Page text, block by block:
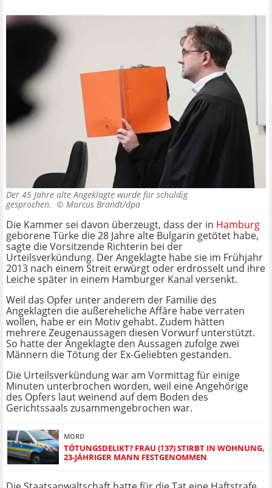
Der 45 Jahre alte Angeklagte wurde für schuldig
gesprochen. © Marcus Brandt/dpa
Die Kammer sei davon überzeugt, dass der in Hamburg
geborene Türke die 28 Jahre alte Bulgarin getötet habe,
sagte die Vorsitzende Richterin bei der
Urteilsverkündung. Der Angeklagte habe sie im Frühjahr
2013 nach einem Streit erwürgt oder erdrosselt und ihre
Leiche später in einem Hamburger Kanal versenkt.
Weil das Opfer unter anderem der Familie des
Angeklagten die außereheliche Affäre habe verraten
wollen, habe er ein Motiv gehabt. Zudem hätten
mehrere Zeugenaussagen diesen Vorwurf unterstützt.
So hatte der Angeklagte den Aussagen zufolge zwei
Männern die Tötung der Ex-Geliebten gestanden.
Die Urteilsverkündung war am Vormittag für einige
Minuten unterbrochen worden, weil eine Angehörige
des Opfers laut weinend auf dem Boden des
Gerichtssaals zusammengebrochen war.
MORD
TÖTUNGSDELIKT? FRAU (†37) STIRBT IN WOHNUNG,
23-JÄHRIGER MANN FESTGENOMMEN